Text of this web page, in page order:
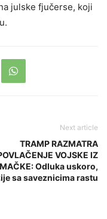
julske fjučerse, koji
Next article
TRAMP RAZMATRA
VOJSKE IZ
Odluka uskoro,
sa saveznicima rastu